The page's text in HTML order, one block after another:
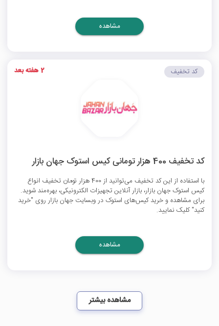
مشاهده
کد تخفیف 400 هزار تومانی کیس استوک جهان بازار
با استفاده از این کد تخفیف می‌توانید از 400 هزار تومان تخفیف انواع
کیس استوک جهان بازار، بازار آنلاین تجهیزات الکترونیکی، بهره‌مند شوید.
برای مشاهده و خرید کیس‌های استوک در وبسایت جهان بازار روی "خرید
کنید" کلیک نمایید.
کد تخفیف 2 هفته بعد
مشاهده
مشاهده بیشتر